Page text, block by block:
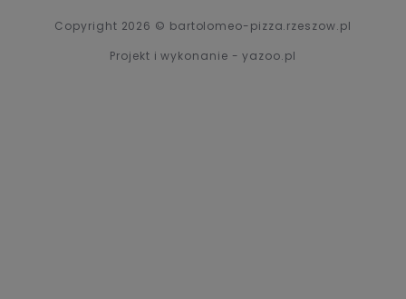
Copyright 2026 © bartolomeo-pizza.rzeszow.pl
Projekt i wykonanie - yazoo.pl